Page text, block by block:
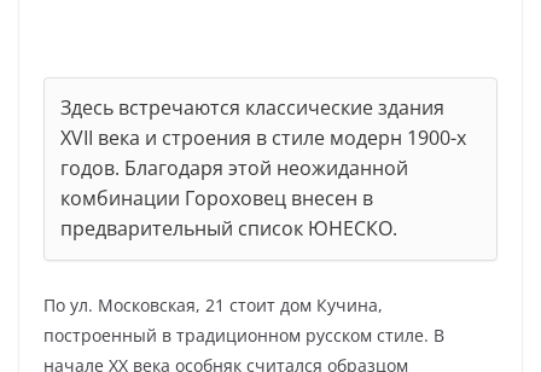
Здесь встречаются классические здания
XVII века и строения в стиле модерн 1900-х
годов. Благодаря этой неожиданной
комбинации Гороховец внесен в
предварительный список ЮНЕСКО.
По ул. Московская, 21 стоит дом Кучина,
построенный в традиционном русском стиле. В
начале XX века особняк считался образцом